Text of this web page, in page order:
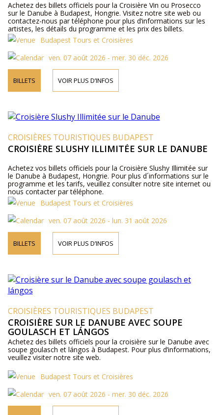
Achetez des billets officiels pour la Croisière Vin ou Prosecco
sur le Danube à Budapest, Hongrie. Visitez notre site web ou
contactez-nous par téléphone pour plus d’informations sur les
artistes, les détails du programme et les prix des billets.
Budapest Tours et Croisières
ven. 07 août 2026 - mer. 30 déc. 2026
BILLETS VOIR PLUS D’INFOS
CROISIÈRES TOURISTIQUES BUDAPEST
CROISIÈRE SLUSHY ILLIMITÉE SUR LE DANUBE
Achetez vos billets officiels pour la Croisière Slushy Illimitée sur
le Danube à Budapest, Hongrie. Pour plus d´informations sur le
programme et les tarifs, veuillez consulter notre site internet ou
nous contacter par téléphone.
Budapest Tours et Croisières
ven. 07 août 2026 - lun. 31 août 2026
BILLETS VOIR PLUS D’INFOS
CROISIÈRES TOURISTIQUES BUDAPEST
CROISIÈRE SUR LE DANUBE AVEC SOUPE
GOULASCH ET LÁNGOS
Achetez des billets officiels pour la croisière sur le Danube avec
soupe goulasch et lángos à Budapest. Pour plus d’informations,
veuillez visiter notre site web.
Budapest Tours et Croisières
ven. 07 août 2026 - mer. 30 déc. 2026